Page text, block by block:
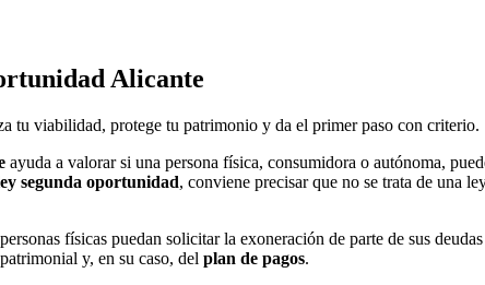
Alicante
tu viabilidad, protege tu patrimonio y da el primer paso con criterio.
ayuda a valorar si una persona física, consumidora o autónoma,
segunda oportunidad, conviene precisar que no se trata de una
físicas puedan solicitar la exoneración de parte de sus
y, en su caso, del plan de pagos.